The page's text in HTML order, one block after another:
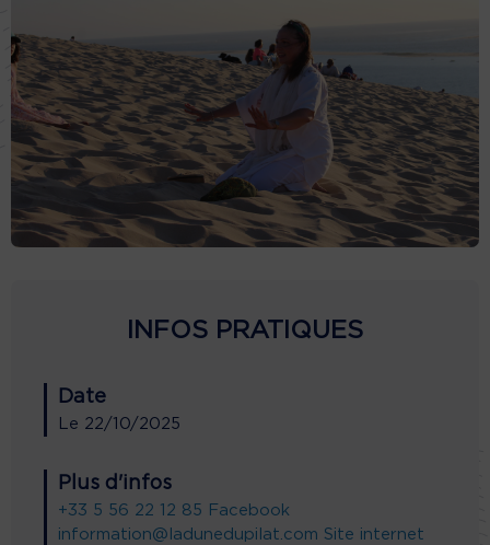
INFOS PRATIQUES
Date
Le 22/10/2025
Plus d'infos
+33 5 56 22 12 85 Facebook
information@ladunedupilat.com Site internet